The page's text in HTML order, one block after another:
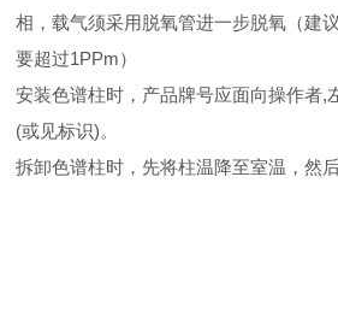
相，载气须采用脱氧管进一步脱氧（建
要超过1PPm）
安装色谱柱时，产品牌号应面向操作者,
(或见标识)。
拆卸色谱柱时，先将柱温降至室温，然